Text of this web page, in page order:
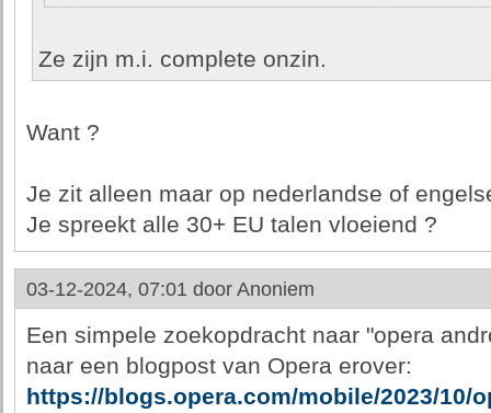
Ze zijn m.i. complete onzin.
Want ?
Je zit alleen maar op nederlandse of
Je spreekt alle 30+ EU talen vloeiend ?
03-12-2024, 07:01 door Anoniem
Een simpele zoekopdracht naar "opera
naar een blogpost van Opera erover:
https://blogs.opera.com/mobile/2023/10/